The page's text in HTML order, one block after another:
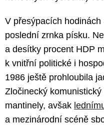
V přesýpacích
poslední zrnka písku.
a desítky procent HDP
k vnitřní politické i
1986 ještě prohloubila
Zločinecký
mantinely, avšak
a mezinárodní scéně